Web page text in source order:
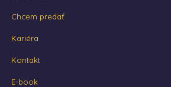
Chcem predať
Kariéra
Kontakt
E-book